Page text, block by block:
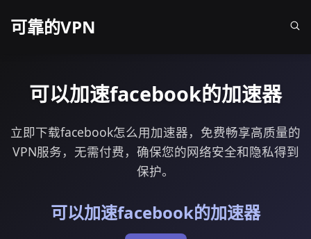
可靠的VPN
可以加速facebook的加速器
立即下载facebook怎么用加速器，免费畅享高质量的
VPN服务，无需付费，确保您的网络安全和隐私得到
保护。
可以加速facebook的加速器